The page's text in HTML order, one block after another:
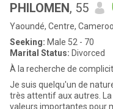
PHILOMEN, 55
Yaoundé, Centre,
Seeking: Male 52 - 70
Marital Status: Divorced
À la recherche de
Je suis quelqu'un de
très attentif aux autres.
valeurs importantes pour